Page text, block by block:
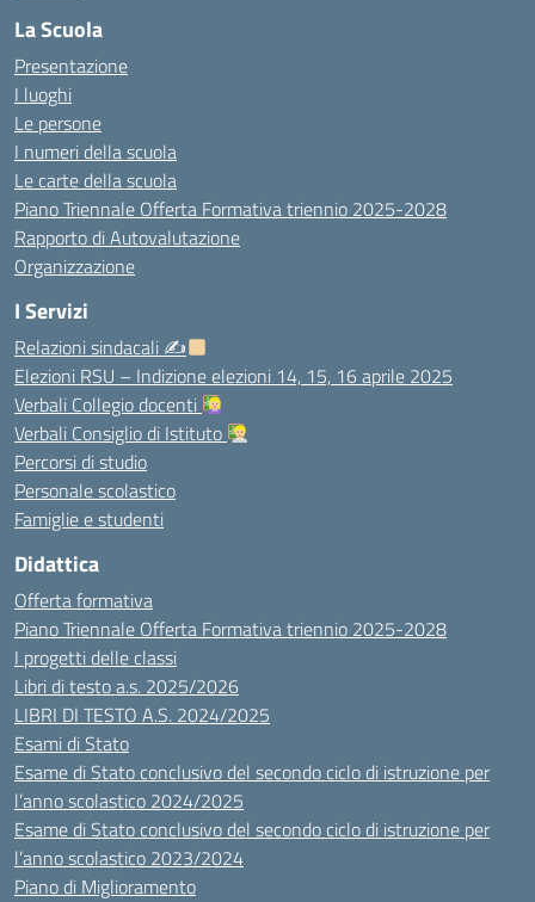
La Scuola
Presentazione
I luoghi
Le persone
I numeri della scuola
Le carte della scuola
Piano Triennale Offerta Formativa triennio 2025-2028
Rapporto di Autovalutazione
Organizzazione
I Servizi
Relazioni sindacali ✍
Elezioni RSU – Indizione elezioni 14, 15, 16 aprile 2025
Verbali Collegio docenti
Verbali Consiglio di Istituto
Percorsi di studio
Personale scolastico
Famiglie e studenti
Didattica
Offerta formativa
Piano Triennale Offerta Formativa triennio 2025-2028
I progetti delle classi
Libri di testo a.s. 2025/2026
LIBRI DI TESTO A.S. 2024/2025
Esami di Stato
Esame di Stato conclusivo del secondo ciclo di istruzione per
l’anno scolastico 2024/2025
Esame di Stato conclusivo del secondo ciclo di istruzione per
l’anno scolastico 2023/2024
Piano di Miglioramento